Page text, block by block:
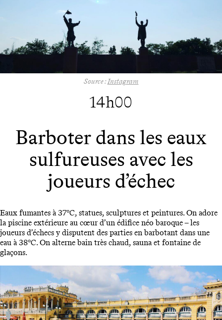
Source :Instagram
14h00
Barboter dans les eaux
sulfureuses avec les
joueurs d’échec
Eaux fumantes à 37°C, statues, sculptures et peintures. On adore
la piscine extérieure au cœur d’un édifice néo baroque – les
joueurs d’échecs y disputent des parties en barbotant dans une
eau à 38°C. On alterne bain très chaud, sauna et fontaine de
glaçons.